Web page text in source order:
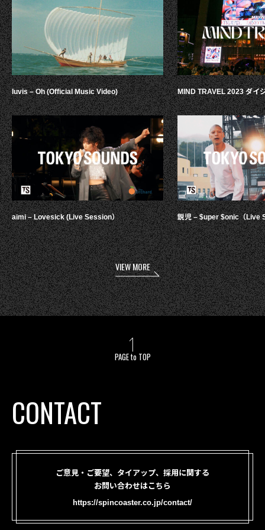
luvis – Oh (Official Music Video)
aimi – Lovesick (Live Session）
MIND TRAVEL 2023 ダイ
鋭児 – $uper $onic（Live
VIEW MORE
PAGE to TOP
CONTACT
ご意見・ご要望、タイアップ、採用に関する
お問い合わせはこちら
https://spincoaster.co.jp/contact/